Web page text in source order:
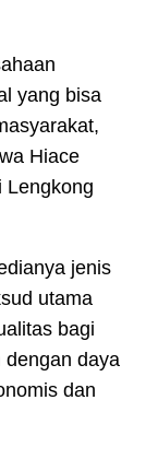
yang bisa
Hiace
Lengkong
jenis
utama
bagi
dengan daya
dan